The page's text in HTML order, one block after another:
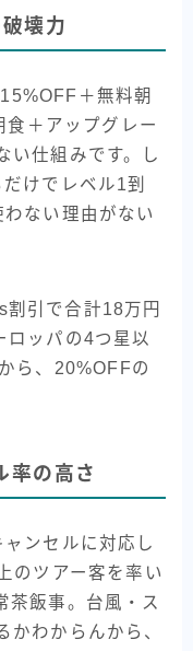
壊力
＋無料朝
＋アップグレー
い仕組みです。し
けでレベル1到
ない理由がない
引で合計18万円
ロッパの4つ星以
ら、20%OFFの
率の高さ
ンセルに対応し
のツアー客を率い
茶飯事。台風・ス
かわからんから、